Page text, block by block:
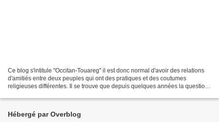
Ce blog s'intitule "Occitan-Touareg" il est donc normal d'avoir des relations
d'amitiés entre deux peuples qui ont des pratiques et des coutumes
religieuses différentes. Il se trouve que depuis quelques années la question
Hébergé par Overblog